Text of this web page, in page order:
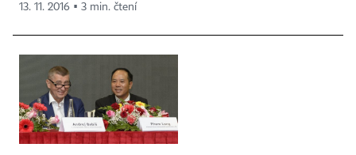
13. 11. 2016 ▪ 3 min. čtení